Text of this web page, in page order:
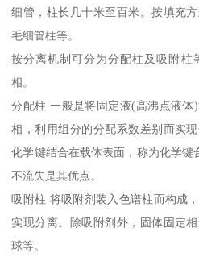
细管，柱长几十米至百米。按填充
毛细管柱等。
按分离机制可分为分配柱及吸附柱
相。
分配柱 一般是将固定液(高沸点液
相，利用组分的分配系数差别而实
化学键结合在载体表面，称为化学键
不流失是其优点。
吸附柱 将吸附剂装入色谱柱而构成
实现分离。除吸附剂外，固体固定
球等。